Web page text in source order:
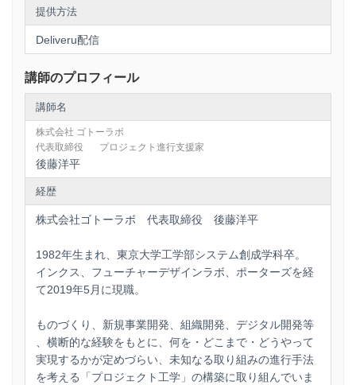
提供方法
Deliveru配信
講師のプロフィール
講師名
株式会社 ゴトーラボ
代表取締役
プロジェクト進行支援家
後藤洋平
経歴
株式会社ゴトーラボ 代表取締役 後藤洋平
1982年生まれ、東京大学工学部システム創成学科卒。
インクス、フューチャーデザインラボ、ポーターズを経
て2019年5月に現職。
ものづくり、新規事業開発、組織開発、デジタル開発等
、横断的な経験をもとに、何を・どこまで・どうやって
実現するかが定めづらい、未知なる取り組みの進行手法
を考える「プロジェクト工学」の構築に取り組んでいま